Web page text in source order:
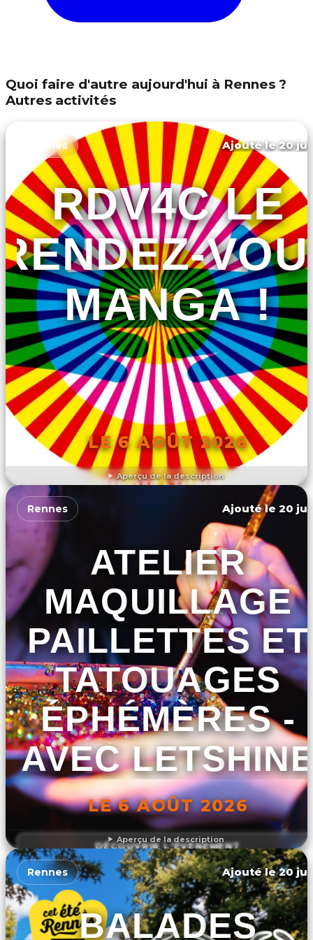
Quoi faire d'autre aujourd'hui à Rennes ?
Autres activités
Aperçu de la description
Rennes Ajouté le 20
RDV4C LE
MANGA !
LE 6 AOÛT 2026
DÉCOUVRIR L'ÉVÉNEMENT
Aperçu de la description
Rennes Ajouté le 20
ATELIER
MAQUILLAGE
PAILLETTES ET
TATOUAGES
ÉPHÉMÈRES -
AVEC
LE 6 AOÛT 2026
DÉCOUVRIR L'ÉVÉNEMENT
Rennes Ajouté le 20
BALADES